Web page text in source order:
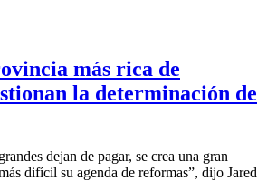
más rica de
la determinación de
dejan de pagar, se crea una gran
difícil su agenda de reformas”, dijo Jared